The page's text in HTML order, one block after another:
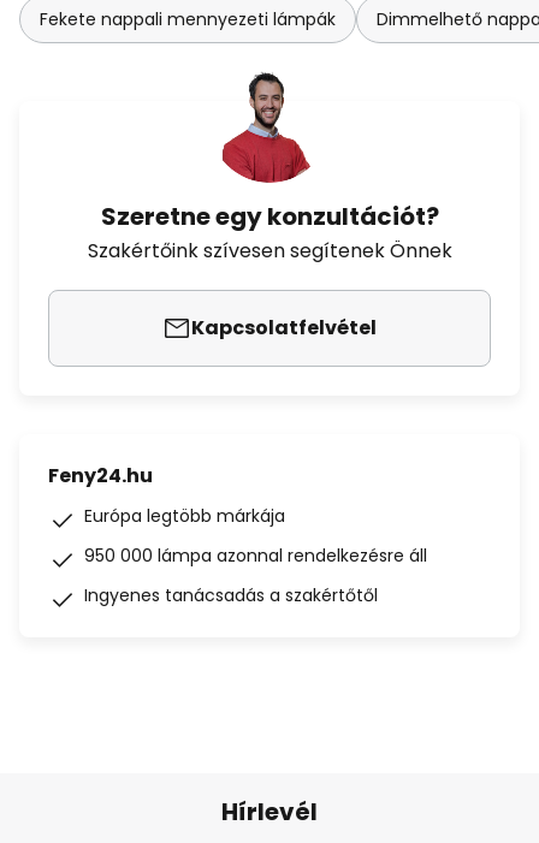
Fekete nappali mennyezeti lámpák Dimmelhető
Szeretne egy konzultációt?
Szakértőink szívesen segítenek Önnek
Kapcsolatfelvétel
Feny24.hu
Európa legtöbb márkája
950 000 lámpa azonnal rendelkezésre áll
Ingyenes tanácsadás a szakértőtől
Hírlevél